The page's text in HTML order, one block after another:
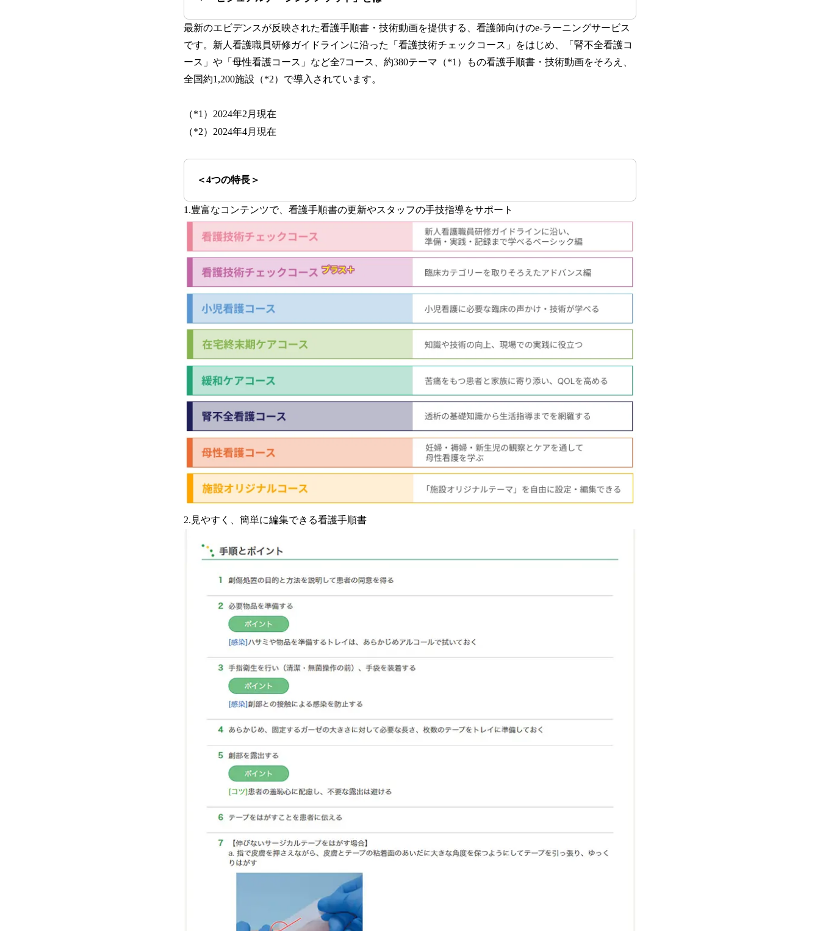
最新のエビデンスが反映された看護手順書・技術動画を提供する、看護師向けのe-ラーニングサービス
です。新人看護職員研修ガイドラインに沿った「看護技術チェックコース」をはじめ、「腎不全看護コ
ース」や「母性看護コース」など全7コース、約380テーマ（*1）もの看護手順書・技術動画をそろえ、
全国約1,200施設（*2）で導入されています。
（*1）2024年2月現在
（*2）2024年4月現在
＜4つの特長＞
1.豊富なコンテンツで、看護手順書の更新やスタッフの手技指導をサポート
2.見やすく、簡単に編集できる看護手順書